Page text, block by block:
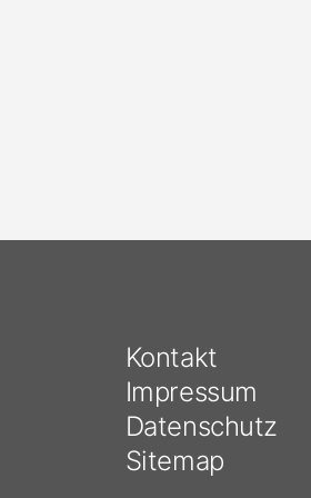
Kontakt
Impressum
Datenschutz
Sitemap